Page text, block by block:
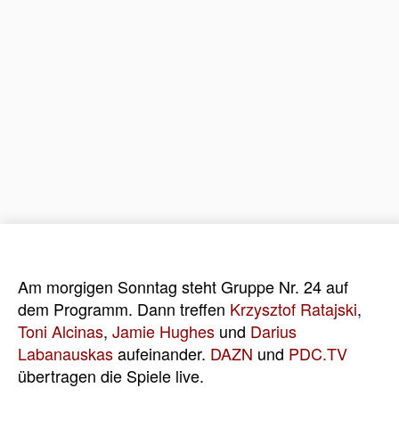
Am morgigen Sonntag steht Gruppe Nr. 24 auf
dem Programm. Dann treffen Krzysztof Ratajski,
Toni Alcinas, Jamie Hughes und Darius
Labanauskasaufeinander. DAZN und PDC.TV
übertragen die Spiele live.